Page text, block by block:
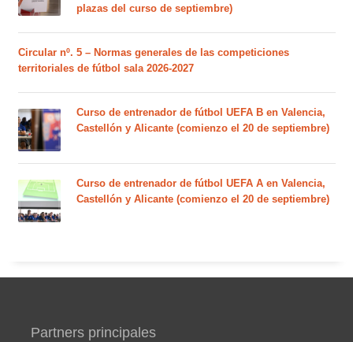
plazas del curso de septiembre)
Circular nº. 5 – Normas generales de las competiciones
territoriales de fútbol sala 2026-2027
Curso de entrenador de fútbol UEFA B en Valencia,
Castellón y Alicante (comienzo el 20 de septiembre)
Curso de entrenador de fútbol UEFA A en Valencia,
Castellón y Alicante (comienzo el 20 de septiembre)
Partners principales